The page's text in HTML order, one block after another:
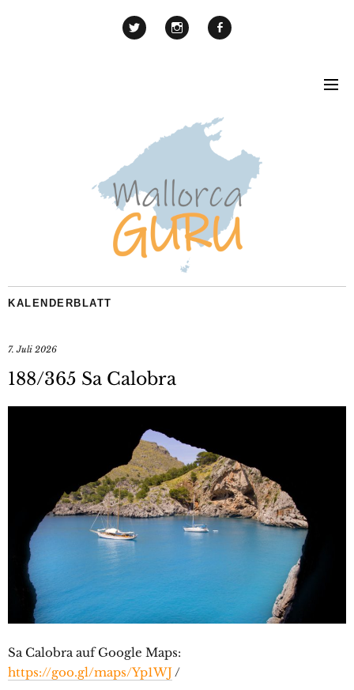
KALENDERBLATT
7. Juli 2026
188/365 Sa Calobra
Sa Calobra auf Google Maps:
https://goo.gl/maps/Yp1WJ /